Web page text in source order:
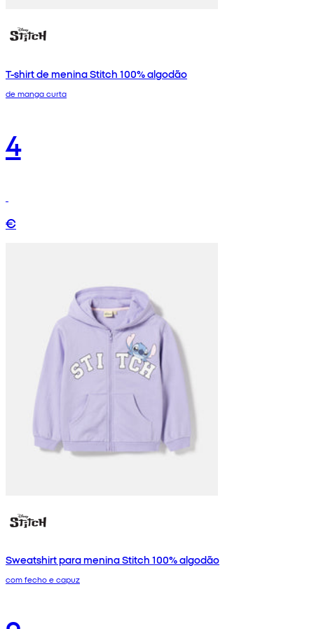
T-shirt de menina Stitch 100% algodão
de manga curta
4
€
Sweatshirt para menina Stitch 100% algodão
com fecho e capuz